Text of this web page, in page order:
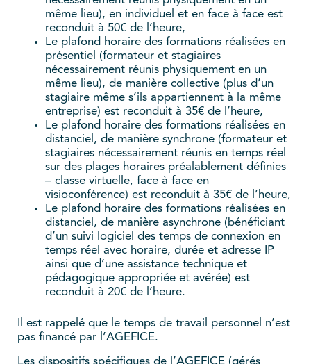
même lieu), en individuel et en face à face est
reconduit à 50€ de l’heure,
Le plafond horaire des formations réalisées en
présentiel (formateur et stagiaires
nécessairement réunis physiquement en un
même lieu), de manière collective (plus d’un
stagiaire même s’ils appartiennent à la même
entreprise) est reconduit à 35€ de l’heure,
Le plafond horaire des formations réalisées en
distanciel, de manière synchrone (formateur et
stagiaires nécessairement réunis en temps réel
sur des plages horaires préalablement définies
– classe virtuelle, face à face en
visioconférence) est reconduit à 35€ de l’heure,
Le plafond horaire des formations réalisées en
distanciel, de manière asynchrone (bénéficiant
d’un suivi logiciel des temps de connexion en
temps réel avec horaire, durée et adresse IP
ainsi que d’une assistance technique et
pédagogique appropriée et avérée) est
reconduit à 20€ de l’heure.
Il est rappelé que le temps de travail personnel n’est
pas financé par l’AGEFICE.
Les dispositifs spécifiques de l’AGEFICE (gérés